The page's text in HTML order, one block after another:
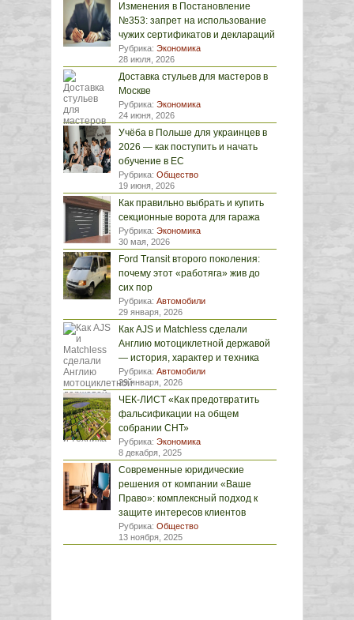
Изменения в Постановление
№353: запрет на использование
чужих сертификатов и деклараций
Рубрика: Экономика
28 июля, 2026
Доставка стульев для мастеров в
Москве
Рубрика: Экономика
24 июня, 2026
Учёба в Польше для украинцев в
2026 — как поступить и начать
обучение в ЕС
Рубрика: Общество
19 июня, 2026
Как правильно выбрать и купить
секционные ворота для гаража
Рубрика: Экономика
30 мая, 2026
Ford Transit второго поколения:
почему этот «работяга» жив до
сих пор
Рубрика: Автомобили
29 января, 2026
Как AJS и Matchless сделали
Англию мотоциклетной державой
— история, характер и техника
Рубрика: Автомобили
29 января, 2026
ЧЕК-ЛИСТ «Как предотвратить
фальсификации на общем
собрании СНТ»
Рубрика: Экономика
8 декабря, 2025
Современные юридические
решения от компании «Ваше
Право»: комплексный подход к
защите интересов клиентов
Рубрика: Общество
13 ноября, 2025